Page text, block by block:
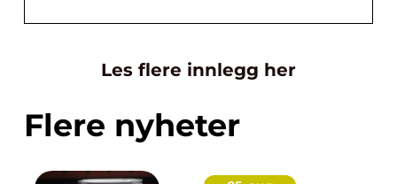
Les flere innlegg her
Flere nyheter